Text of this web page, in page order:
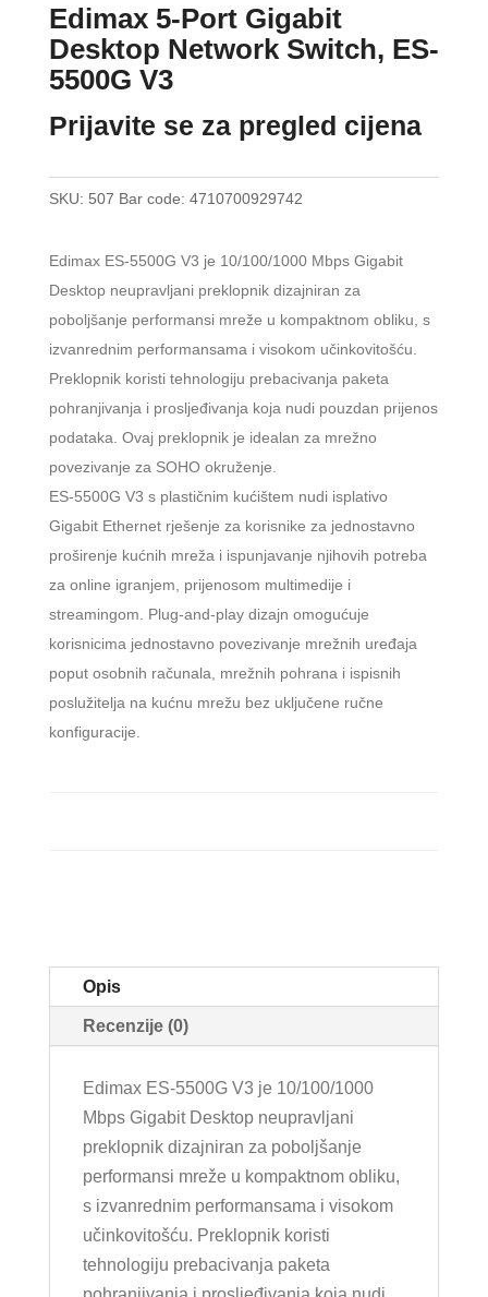
Edimax 5-Port Gigabit
Desktop Network Switch, ES-
5500G V3
Prijavite se za pregled cijena
SKU: 507 Bar code: 4710700929742
Edimax ES-5500G V3 je 10/100/1000 Mbps Gigabit
Desktop neupravljani preklopnik dizajniran za
poboljšanje performansi mreže u kompaktnom obliku, s
izvanrednim performansama i visokom učinkovitošću.
Preklopnik koristi tehnologiju prebacivanja paketa
pohranjivanja i prosljeđivanja koja nudi pouzdan prijenos
podataka. Ovaj preklopnik je idealan za mrežno
povezivanje za SOHO okruženje.
ES-5500G V3 s plastičnim kućištem nudi isplativo
Gigabit Ethernet rješenje za korisnike za jednostavno
proširenje kućnih mreža i ispunjavanje njihovih potreba
za online igranjem, prijenosom multimedije i
streamingom. Plug-and-play dizajn omogućuje
korisnicima jednostavno povezivanje mrežnih uređaja
poput osobnih računala, mrežnih pohrana i ispisnih
poslužitelja na kućnu mrežu bez uključene ručne
konfiguracije.
Opis
Recenzije (0)
Edimax ES-5500G V3 je 10/100/1000
Mbps Gigabit Desktop neupravljani
preklopnik dizajniran za poboljšanje
performansi mreže u kompaktnom obliku,
s izvanrednim performansama i visokom
učinkovitošću. Preklopnik koristi
tehnologiju prebacivanja paketa